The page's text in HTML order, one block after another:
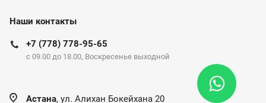
Наши контакты
+7 (778) 778-95-65
c 09.00 до 18.00, Воскресенье выходной
Астана, ул. Алихан Бокейхана 20